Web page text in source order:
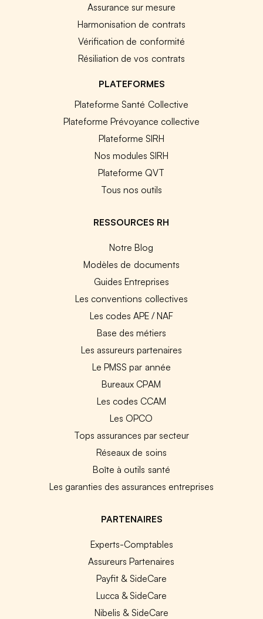
Assurance sur mesure
Harmonisation de contrats
Vérification de conformité
Résiliation de vos contrats
PLATEFORMES
Plateforme Santé Collective
Plateforme Prévoyance collective
Plateforme SIRH
Nos modules SIRH
Plateforme QVT
Tous nos outils
RESSOURCES RH
Notre Blog
Modèles de documents
Guides Entreprises
Les conventions collectives
Les codes APE / NAF
Base des métiers
Les assureurs partenaires
Le PMSS par année
Bureaux CPAM
Les codes CCAM
Les OPCO
Tops assurances par secteur
Réseaux de soins
Boîte à outils santé
Les garanties des assurances entreprises
PARTENAIRES
Experts-Comptables
Assureurs Partenaires
Payfit & SideCare
Lucca & SideCare
Nibelis & SideCare